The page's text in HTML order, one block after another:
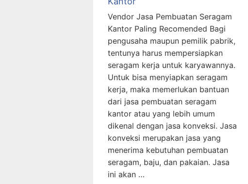
Vendor Jasa Pembuatan Seragam
Kantor Paling Recomended Bagi
pengusaha maupun pemilik pabrik,
tentunya harus mempersiapkan
seragam kerja untuk karyawannya.
Untuk bisa menyiapkan seragam
kerja, maka memerlukan bantuan
dari jasa pembuatan seragam
kantor atau yang lebih umum
dikenal dengan jasa konveksi. Jasa
konveksi merupakan jasa yang
menerima kebutuhan pembuatan
seragam, baju, dan pakaian. Jasa
ini akan …